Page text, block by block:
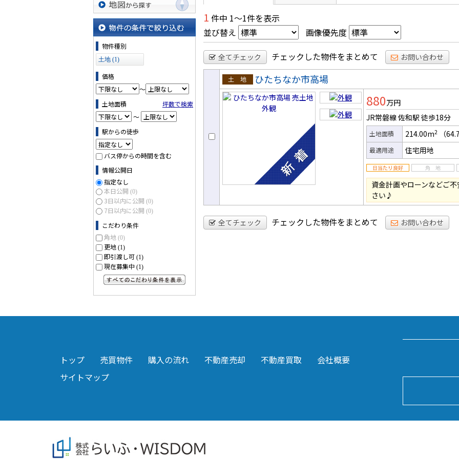
地図から探す
物件の条件で絞り込む
物件種別
土地 (1)
価格
～
土地面積
坪数で検索
～
駅からの徒歩
バス停からの時間を含む
情報公開日
指定なし
本日公開 (0)
3日以内に公開 (0)
7日以内に公開 (0)
こだわり条件
角地 (0)
更地 (1)
即引渡し可 (1)
現在募集中 (1)
1 件中 1～1件を表示
並び替え
画像優先度
全てチェック チェックした物件をまとめて お問い合わせ
売土地
ひたちなか市高場
880万円
JR常磐線 佐和駅 徒歩18分
土地面積 214.00m2 （
最適用途 住宅用地
資金計画やローンなどご
さい♪
全てチェック チェックした物件をまとめて お問い合わせ
トップ 売買物件 購入の流れ 不動産売却 不動産買取
会社概要
サイトマップ